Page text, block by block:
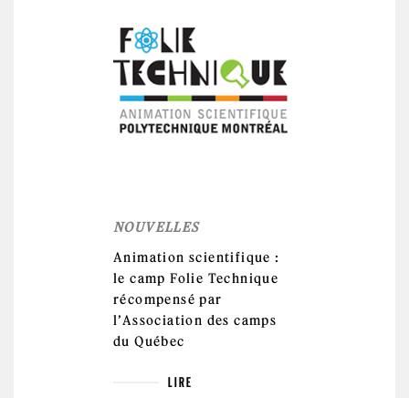
NOUVELLES
Animation scientifique :
le camp Folie Technique
récompensé par
l’Association des camps
du Québec
LIRE